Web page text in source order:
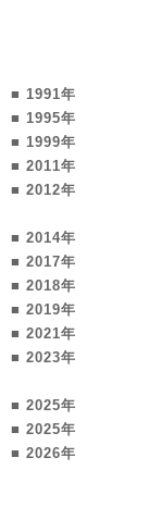
■ 1991年
■ 1995年
■ 1999年
■ 2011年
■ 2012年
■ 2014年
■ 2017年
■ 2018年
■ 2019年
■ 2021年
■ 2023年
■ 2025年
■ 2025年
■ 2026年